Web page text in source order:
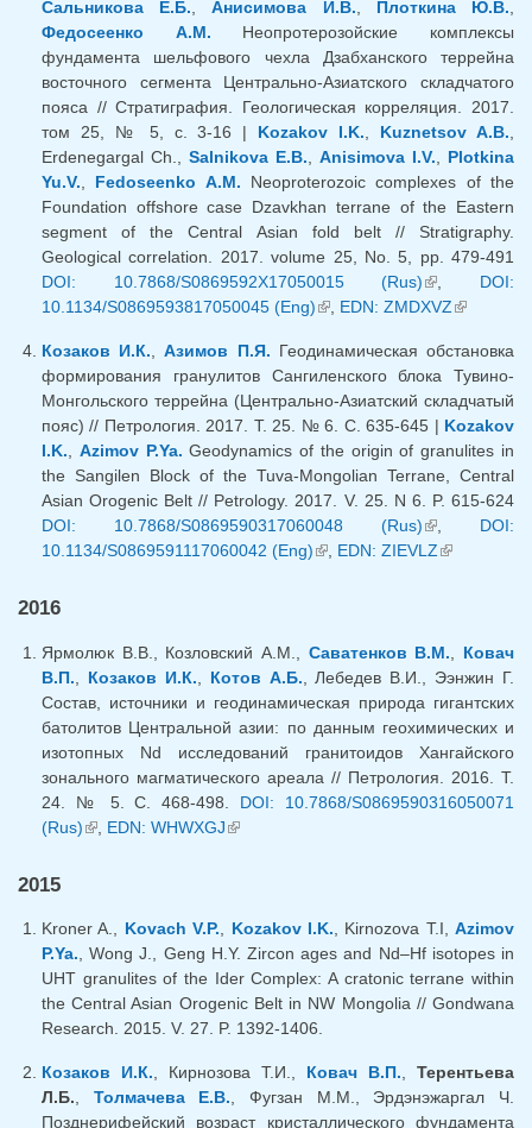
Сальникова Е.Б.,Анисимова И.В., Плоткина Ю.В.,
Федосеенко А.М. Неопротерозойские комплексы
фундамента шельфового чехла Дзабханского террейна
восточного сегмента Центрально-Азиатского складчатого
пояса // Стратиграфия. Геологическая корреляция. 2017.
том 25, № 5, с. 3-16 | Kozakov I.K., Kuznetsov A.B.,
Erdenegargal Ch., Salnikova E.B., Anisimova I.V., Plotkina
Yu.V., Fedoseenko A.M. Neoproterozoic complexes of the
Foundation offshore case Dzavkhan terrane of the Eastern
segment of the Central Asian fold belt // Stratigraphy.
Geological correlation. 2017. volume 25, No. 5, pp. 479-491
DOI: 10.7868/S0869592X17050015 (Rus)(внешняя
ссылка)
, DOI:
10.1134/S0869593817050045 (Eng)(внешняя ссылка)
, EDN: ZMDXVZ(внешняя
Козаков И.К.,Азимов П.Я. Геодинамическая обстановка
формирования гранулитов Сангиленского блока Тувино-
Монгольского террейна (Центрально-Азиатский складчатый
пояс) // Петрология. 2017. Т. 25. № 6. С. 635-645 | Kozakov
I.K., Azimov P.Ya. Geodynamics of the origin of granulites in
the Sangilen Block of the Tuva-Mongolian Terrane, Central
Asian Orogenic Belt // Petrology. 2017. V. 25. N 6. P. 615-624
DOI: 10.7868/S0869590317060048 (Rus)(внешняя
ссылка)
, DOI:
10.1134/S0869591117060042 (Eng)(внешняя ссылка)
, EDN: ZIEVLZ(внешняя
2016
Ярмолюк В.В., Козловский А.М., Саватенков В.М.
Ковач
В.П.
Козаков И.К. Котов А.Б. , Лебедев В.И., Ээнжин Г.
Состав, источники и геодинамическая природа гигантских
батолитов Центральной азии: по данным геохимических и
изотопных Nd исследований гранитоидов Хангайского
зонального магматического ареала // Петрология. 2016. Т.
24. № 5. С. 468-498. DOI: 10.7868/S0869590316050071
(Rus)(внешняя ссылка)
EDN: WHWXGJ(внешняя ссылка)
2015
Kroner A., Kovach V.P., Kozakov I.K., Kirnozova T.I, Azimov
P.Ya., Wong J., Geng H.Y. Zircon ages and Nd–Hf isotopes in
UHT granulites of the Ider Complex: A cratonic terrane within
the Central Asian Orogenic Belt in NW Mongolia // Gondwana
Research. 2015. V. 27. P. 1392-1406.
Козаков И.К., Кирнозова Т.И., Ковач В.П., Терентьева
Л.Б., Толмачева Е.В., Фугзан М.М., Эрдэнэжаргал Ч.
Позднерифейский возраст кристаллического фундамента